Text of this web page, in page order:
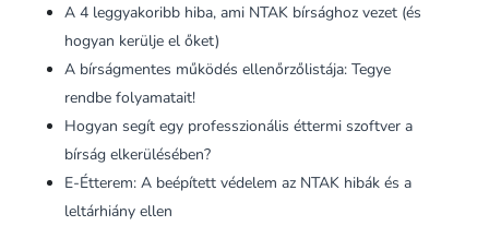
A 4 leggyakoribb hiba, ami NTAK bírsághoz vezet (és
hogyan kerülje el őket)
A bírságmentes működés ellenőrzőlistája: Tegye
rendbe folyamatait!
Hogyan segít egy professzionális éttermi szoftver a
bírság elkerülésében?
E-Étterem: A beépített védelem az NTAK hibák és a
leltárhiány ellen